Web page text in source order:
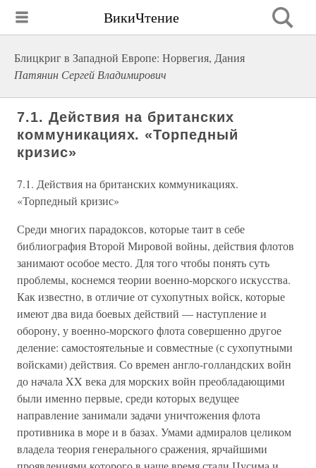
ВикиЧтение
Блицкриг в Западной Европе: Норвегия, Дания
Патянин Сергей Владимирович
7.1. Действия на британских
коммуникациях. «Торпедный
кризис»
7.1. Действия на британских коммуникациях.
«Торпедный кризис»
Среди многих парадоксов, которые таит в себе
библиография Второй Мировой войны, действия флотов
занимают особое место. Для того чтобы понять суть
проблемы, коснемся теории военно-морского искусства.
Как известно, в отличие от сухопутных войск, которые
имеют два вида боевых действий — наступление и
оборону, у военно-морского флота совершенно другое
деление: самостоятельные и совместные (с сухопутными
войсками) действия. Со времен англо-голландских войн
до начала XX века для морских войн преобладающими
были именно первые, среди которых ведущее
направление занимали задачи уничтожения флота
противника в море и в базах. Умами адмиралов целиком
владела теория генерального сражения, ярчайшими